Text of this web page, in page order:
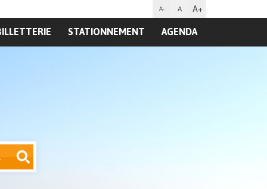
A- A A+
STATIONNEMENT AGENDA